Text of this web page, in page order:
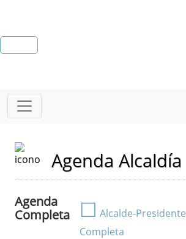
Agenda Alcaldía
Agenda
Completa
☐ Alcalde-Presidente
Completa